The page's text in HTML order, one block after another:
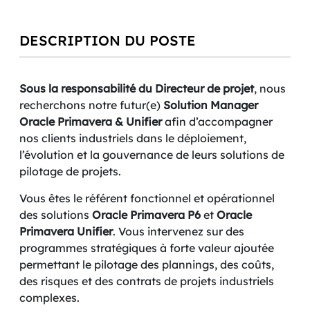
DESCRIPTION DU POSTE
Sous la responsabilité du Directeur de projet, nous
recherchons notre futur(e) Solution Manager
Oracle Primavera & Unifierafin d’accompagner
nos clients industriels dans le déploiement,
l’évolution et la gouvernance de leurs solutions de
pilotage de projets.
Vous êtes le référent fonctionnel et opérationnel
des solutions Oracle Primavera P6 et Oracle
Primavera Unifier. Vous intervenez sur des
programmes stratégiques à forte valeur ajoutée
permettant le pilotage des plannings, des coûts,
des risques et des contrats de projets industriels
complexes.